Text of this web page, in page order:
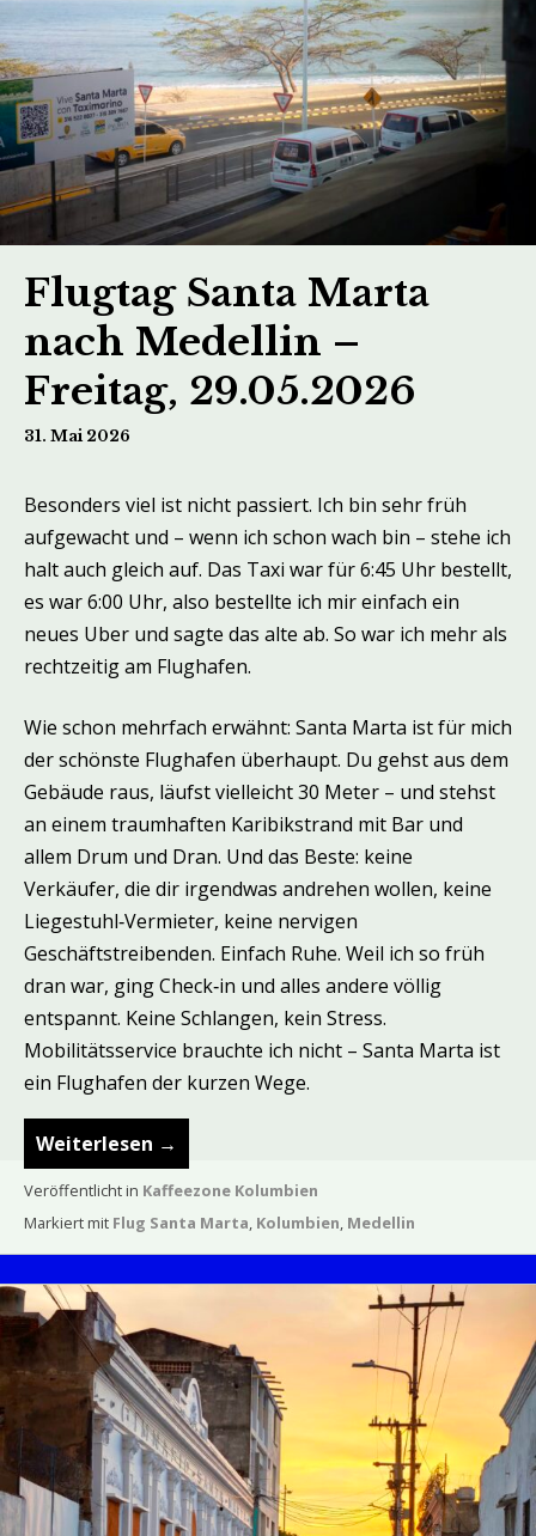
Flugtag Santa Marta
nach Medellin –
Freitag, 29.05.2026
31. Mai 2026
Besonders viel ist nicht passiert. Ich bin sehr früh
aufgewacht und – wenn ich schon wach bin – stehe ich
halt auch gleich auf. Das Taxi war für 6:45 Uhr bestellt,
es war 6:00 Uhr, also bestellte ich mir einfach ein
neues Uber und sagte das alte ab. So war ich mehr als
rechtzeitig am Flughafen.
Wie schon mehrfach erwähnt: Santa Marta ist für mich
der schönste Flughafen überhaupt. Du gehst aus dem
Gebäude raus, läufst vielleicht 30 Meter – und stehst
an einem traumhaften Karibikstrand mit Bar und
allem Drum und Dran. Und das Beste: keine
Verkäufer, die dir irgendwas andrehen wollen, keine
Liegestuhl‑Vermieter, keine nervigen
Geschäftstreibenden. Einfach Ruhe. Weil ich so früh
dran war, ging Check‑in und alles andere völlig
entspannt. Keine Schlangen, kein Stress.
Mobilitätsservice brauchte ich nicht – Santa Marta ist
ein Flughafen der kurzen Wege.
Weiterlesen →
Veröffentlicht in Kaffeezone Kolumbien
Markiert mit Flug Santa Marta, Kolumbien, Medellin